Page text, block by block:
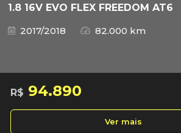
1.8 16V EVO FLEX FREEDOM AT6
2017/2018
82.000 km
R$ 94.890
Ver mais